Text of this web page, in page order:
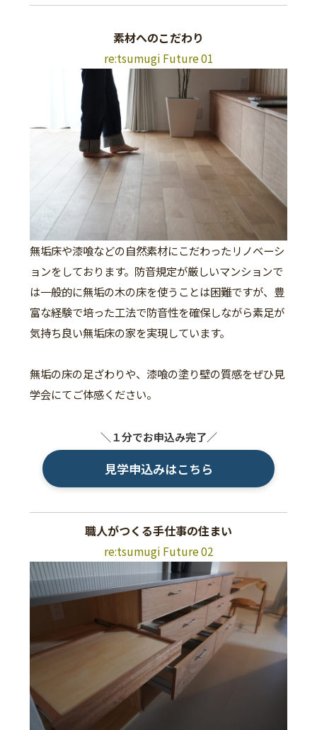
素材へのこだわり
re:tsumugi Future 01
無垢床や漆喰などの自然素材にこだわったリノベーシ
ョンをしております。防音規定が厳しいマンションで
は一般的に無垢の木の床を使うことは困難ですが、豊
富な経験で培った工法で防音性を確保しながら素足が
気持ち良い無垢床の家を実現しています。
無垢の床の足ざわりや、漆喰の塗り壁の質感をぜひ見
学会にてご体感ください。
＼１分でお申込み完了／
見学申込みはこちら
職人がつくる手仕事の住まい
re:tsumugi Future 02